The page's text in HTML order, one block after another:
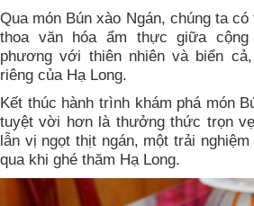
Qua món Bún xào Ngán, chúng ta
thoa văn hóa ẩm thực giữa
phương với thiên nhiên và biển
riêng của Hạ Long.
Kết thúc hành trình khám phá món
tuyệt vời hơn là thưởng thức trọn
lẫn vị ngọt thịt ngán, một trải
qua khi ghé thăm Hạ Long.